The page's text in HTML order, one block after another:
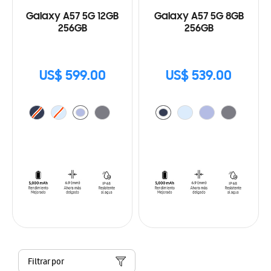
Galaxy A57 5G 12GB
256GB
US$ 599.00
Galaxy A57 5G 8GB
256GB
US$ 539.00
Filtrar por